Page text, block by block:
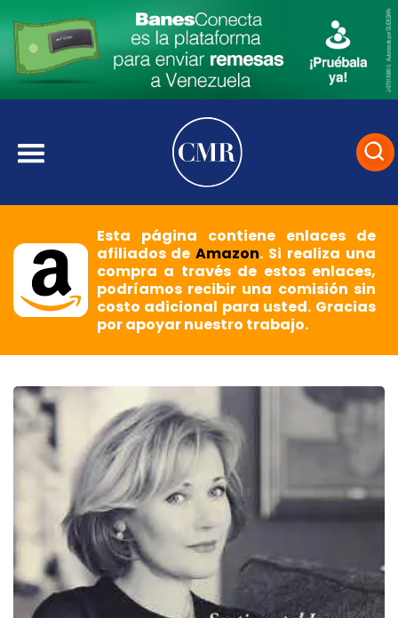
Esta página contiene enlaces de
afiliados deAmazon. Si realiza una
compra a través de estos enlaces,
podríamos recibir una comisión sin
costo adicional para usted. Gracias
por apoyar nuestro trabajo.